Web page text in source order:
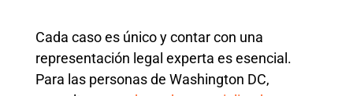
Cada caso es único y contar con una
representación legal experta es esencial.
Para las personas de Washington DC,